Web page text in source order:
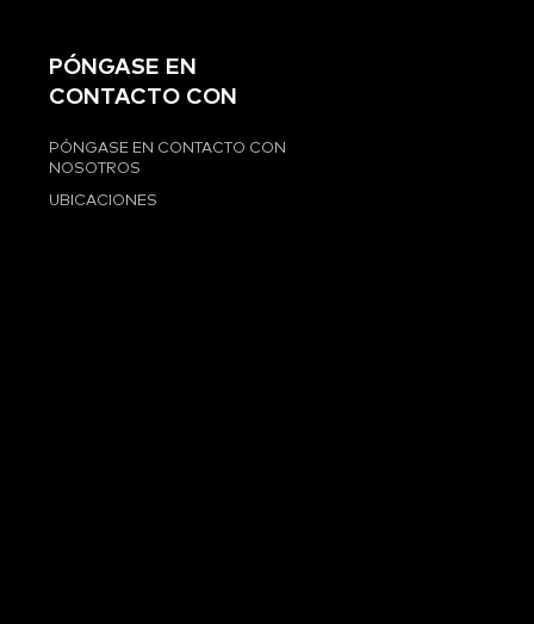
PÓNGASE EN
CONTACTO CON
PÓNGASE EN CONTACTO CON
NOSOTROS
UBICACIONES